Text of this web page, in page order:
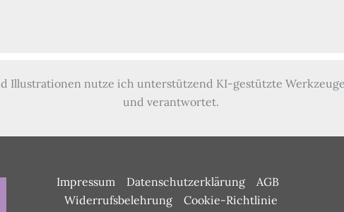
Illustrationen nutze ich unterstützend KI-gestützte
und verantwortet.
Impressum Datenschutzerklärung
AGB
Widerrufsbelehrung
Cookie-Richtlinie